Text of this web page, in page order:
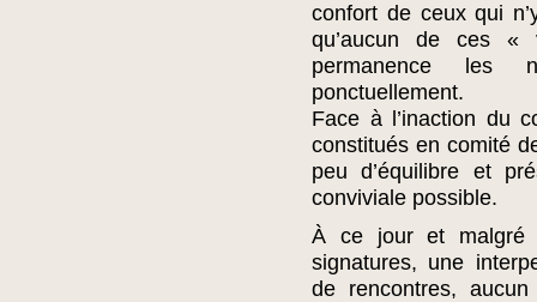
confort de ceux qui
qu’aucun de ces «
permanence les
ponctuellement.
Face à l’inaction du
constitués en comité
peu d’équilibre et
conviviale possible.
À ce jour et malgré
signatures, une
de rencontres,